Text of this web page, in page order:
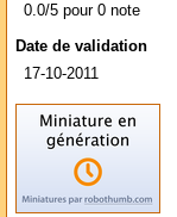
0.0/5 pour 0 note
Date de validation
17-10-2011